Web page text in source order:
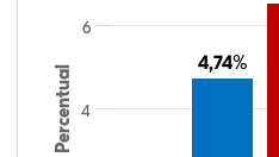
Percentual
4,74%
4,74%
4
6